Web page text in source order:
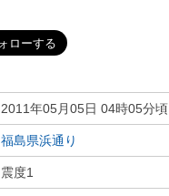
2011年05月05日 04時05分頃
福島県浜通り
震度1